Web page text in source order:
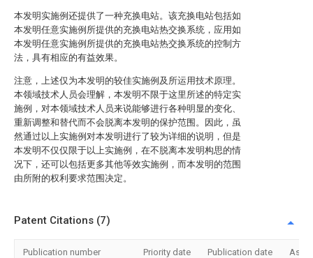
本发明实施例还提供了一种充换电站。该充换电站包括如
本发明任意实施例所提供的充换电站热交换系统，应用如
本发明任意实施例所提供的充换电站热交换系统的控制方
法，具有相应的有益效果。
注意，上述仅为本发明的较佳实施例及所运用技术原理。
本领域技术人员会理解，本发明不限于这里所述的特定实
施例，对本领域技术人员来说能够进行各种明显的变化、
重新调整和替代而不会脱离本发明的保护范围。因此，虽
然通过以上实施例对本发明进行了较为详细的说明，但是
本发明不仅仅限于以上实施例，在不脱离本发明构思的情
况下，还可以包括更多其他等效实施例，而本发明的范围
由所附的权利要求范围决定。
Patent Citations (7)
Publication number Priority date Publication date